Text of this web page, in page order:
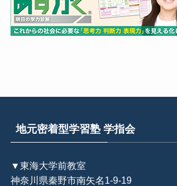
地元密着型学習塾 学指会
▼東海大学前教室
神奈川県秦野市南矢名1-9-19